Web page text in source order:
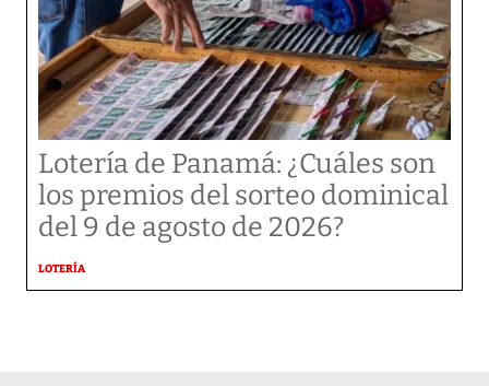
Lotería de Panamá: ¿Cuáles son
los premios del sorteo dominical
del 9 de agosto de 2026?
LOTERÍA